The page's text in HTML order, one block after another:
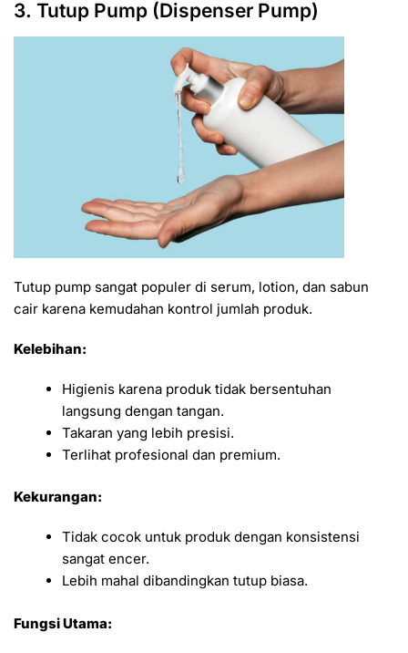
3. Tutup Pump (Dispenser Pump)
Tutup pump sangat populer di serum, lotion, dan sabun
cair karena kemudahan kontrol jumlah produk.
Kelebihan:
Higienis karena produk tidak bersentuhan
langsung dengan tangan.
Takaran yang lebih presisi.
Terlihat profesional dan premium.
Kekurangan:
Tidak cocok untuk produk dengan konsistensi
sangat encer.
Lebih mahal dibandingkan tutup biasa.
Fungsi Utama: